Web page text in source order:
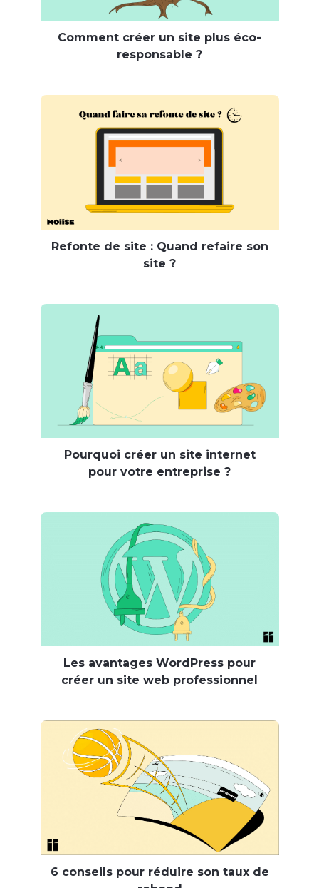
Comment créer un site plus éco-
responsable ?
Refonte de site : Quand refaire son
site ?
Pourquoi créer un site internet
pour votre entreprise ?
Les avantages WordPress pour
créer un site web professionnel
6 conseils pour réduire son taux de